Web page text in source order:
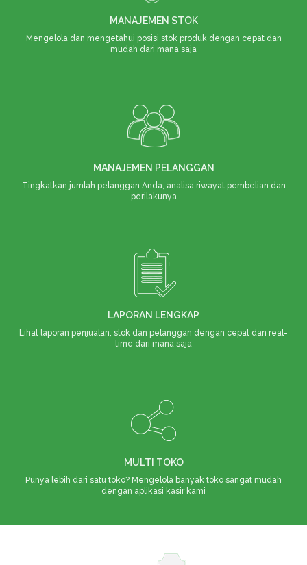
MANAJEMEN STOK
Mengelola dan mengetahui posisi stok produk dengan cepat dan
mudah dari mana saja
MANAJEMEN PELANGGAN
Tingkatkan jumlah pelanggan Anda, analisa riwayat pembelian dan
perilakunya
LAPORAN LENGKAP
Lihat laporan penjualan, stok dan pelanggan dengan cepat dan real-
time dari mana saja
MULTI TOKO
Punya lebih dari satu toko? Mengelola banyak toko sangat mudah
dengan aplikasi kasir kami